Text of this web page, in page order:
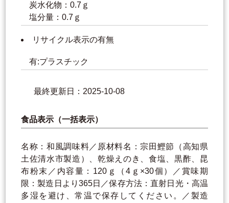
炭水化物：0.7ｇ
塩分量：0.7ｇ
リサイクル表示の有無
有:プラスチック
最終更新日：2025-10-08
食品表示（一括表示）
名称：和風調味料／原材料名：宗田鰹節（高知県
土佐清水市製造）、乾燥えのき、食塩、黒酢、昆
布粉末／内容量：120ｇ（4ｇ×30個）／賞味期
限：製造日より365日／保存方法：直射日光・高温
多湿を避け、常温で保存してください。／製造